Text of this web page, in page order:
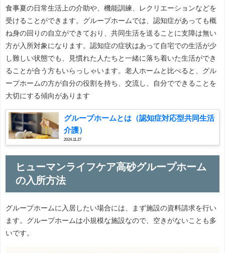
食事夏の日常生活上の介助や、機能訓練、レクリエーションなどを
受けることができます。グループホームでは、認知症があっても概
ね身の回りの自立ができており、共同生活を送ることに支障は無い
方が入所対象になります。認知症の症状はあって自宅での生活が少
し難しい状態でも、見慣れた人たちと一緒に落ち着いた生活ができ
ることが合う方もいらっしゃいます。老人ホームと比べると、グル
ープホームの方が自分の役割を持ち、交流し、自分でできることを
大切にする傾向があります
グループホームとは（認知症対応型共同生活
介護）
2024.11.27
ヒューマンライフケア高砂グループホーム
の入所方法
グループホームに入居したい場合には、まず施設の資料請求を行い
ます。グループホームは小規模な施設なので、空きがないことも多
いです。